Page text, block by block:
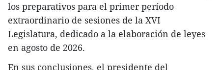
los preparativos para el primer período
extraordinario de sesiones de la XVI
Legislatura, dedicado a la elaboración de leyes
en agosto de 2026.
En sus conclusiones, el presidente del